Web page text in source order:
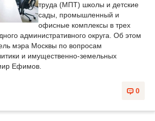
труда (МПТ) школы и детские
сады, промышленный и
офисные комплексы в трех
административного округа. Об этом
мэра Москвы по вопросам
и имущественно-земельных
Ефимов.
0